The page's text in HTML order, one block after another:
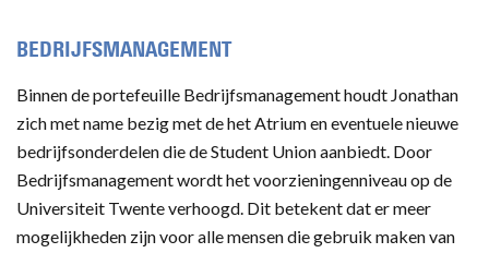
BEDRIJFSMANAGEMENT
Binnen de portefeuille Bedrijfsmanagement houdt Jonathan
zich met name bezig met de het Atrium en eventuele nieuwe
bedrijfsonderdelen die de Student Union aanbiedt. Door
Bedrijfsmanagement wordt het voorzieningenniveau op de
Universiteit Twente verhoogd. Dit betekent dat er meer
mogelijkheden zijn voor alle mensen die gebruik maken van